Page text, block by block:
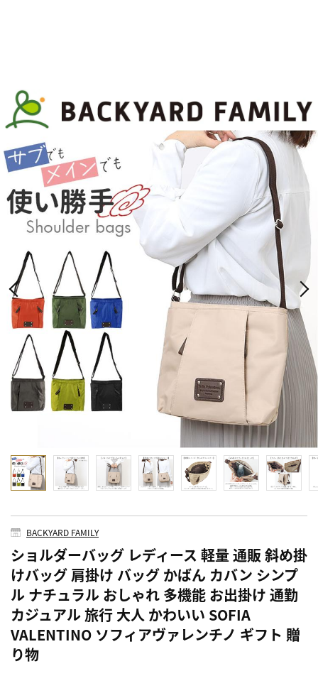
BACKYARD FAMILY
ショルダーバッグ レディース 軽量 通販 斜め掛
けバッグ 肩掛け バッグ かばん カバン シンプ
ル ナチュラル おしゃれ 多機能 お出掛け 通勤
カジュアル 旅行 大人 かわいい SOFIA
VALENTINO ソフィアヴァレンチノ ギフト 贈
り物